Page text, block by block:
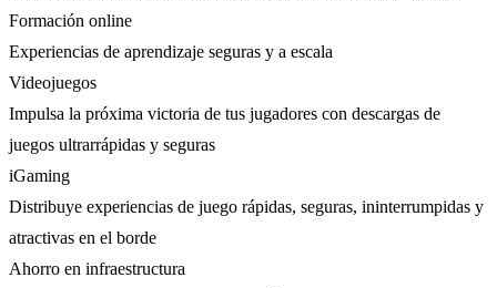
Formación online
Experiencias de aprendizaje seguras y a escala
Videojuegos
Impulsa la próxima victoria de tus jugadores con descargas de
juegos ultrarrápidas y seguras
iGaming
Distribuye experiencias de juego rápidas, seguras, ininterrumpidas y
atractivas en el borde
Ahorro en infraestructura